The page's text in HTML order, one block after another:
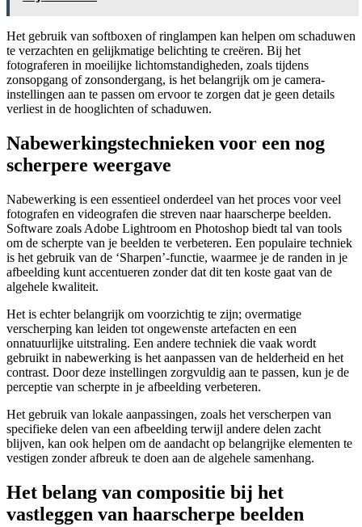
Het gebruik van softboxen of ringlampen kan helpen om schaduwen
te verzachten en gelijkmatige belichting te creëren. Bij het
fotograferen in moeilijke lichtomstandigheden, zoals tijdens
zonsopgang of zonsondergang, is het belangrijk om je camera-
instellingen aan te passen om ervoor te zorgen dat je geen details
verliest in de hooglichten of schaduwen.
Nabewerkingstechnieken voor een nog
scherpere weergave
Nabewerking is een essentieel onderdeel van het proces voor veel
fotografen en videografen die streven naar haarscherpe beelden.
Software zoals Adobe Lightroom en Photoshop biedt tal van tools
om de scherpte van je beelden te verbeteren. Een populaire techniek
is het gebruik van de ‘Sharpen’-functie, waarmee je de randen in je
afbeelding kunt accentueren zonder dat dit ten koste gaat van de
algehele kwaliteit.
Het is echter belangrijk om voorzichtig te zijn; overmatige
verscherping kan leiden tot ongewenste artefacten en een
onnatuurlijke uitstraling. Een andere techniek die vaak wordt
gebruikt in nabewerking is het aanpassen van de helderheid en het
contrast. Door deze instellingen zorgvuldig aan te passen, kun je de
perceptie van scherpte in je afbeelding verbeteren.
Het gebruik van lokale aanpassingen, zoals het verscherpen van
specifieke delen van een afbeelding terwijl andere delen zacht
blijven, kan ook helpen om de aandacht op belangrijke elementen te
vestigen zonder afbreuk te doen aan de algehele samenhang.
Het belang van compositie bij het
vastleggen van haarscherpe beelden